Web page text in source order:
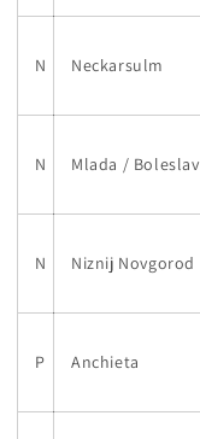
N Neckarsulm
N Mlada / Boleslav
N Niznij Novgorod
P Anchieta